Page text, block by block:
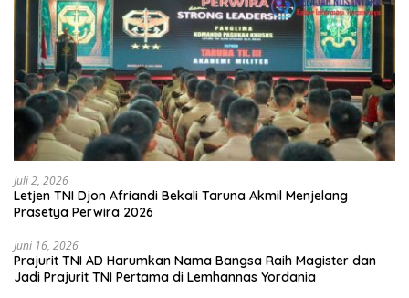
Juli 2, 2026
Letjen TNI Djon Afriandi Bekali Taruna Akmil Menjelang
Prasetya Perwira 2026
Juni 16, 2026
Prajurit TNI AD Harumkan Nama Bangsa Raih Magister dan
Jadi Prajurit TNI Pertama di Lemhannas Yordania